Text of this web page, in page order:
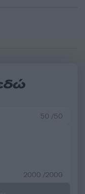
50 /50
2000 /2000